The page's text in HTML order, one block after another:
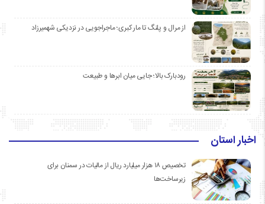
از مرال و پلنگ تا مار کبری؛ ماجراجویی در نزدیکی شهمیرزاد
رودبارک بالا؛ جایی میان ابرها و طبیعت
اخبار استان
تخصیص ۱۸ هزار میلیارد ریال از مالیات در سمنان برای
زیرساخت‌ها